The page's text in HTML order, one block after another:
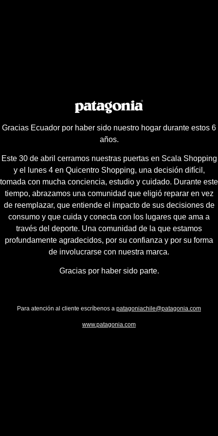
Gracias Ecuador por haber sido nuestro hogar durante estos 6
años.
Este 30 de abril cerramos nuestras puertas en Scala Shopping
y el lunes 4 en Quicentro Shopping, una decisión difícil,
tomada con mucha conciencia, estudio y cuidado. Durante este
tiempo, abrazamos una comunidad que eligió reparar en vez
de reemplazar, que entiende el impacto de sus decisiones de
consumo y que cuida y conecta con los lugares que ama a
través del deporte. Una comunidad de la que estamos
profundamente agradecidos, por su confianza y por su forma
de involucrarse con nuestra marca.
Gracias por haber sido parte.
Para atención al cliente escríbenos a patagoniachile@patagonia.com
www.patagonia.com